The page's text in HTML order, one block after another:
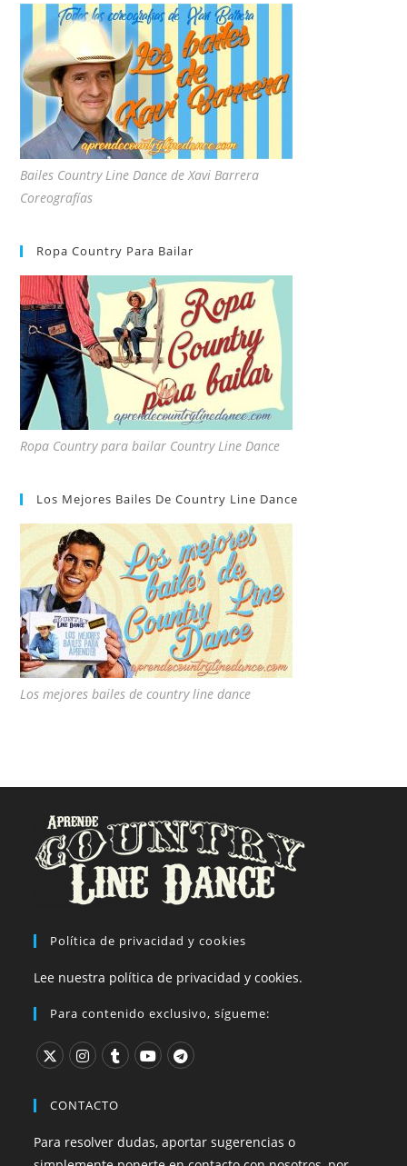
Bailes Country Line Dance de Xavi Barrera
Coreografías
Ropa Country Para Bailar
Ropa Country para bailar Country Line Dance
Los Mejores Bailes De Country Line Dance
Los mejores bailes de country line dance
Política de privacidad y cookies
Lee nuestra política de privacidad y cookies.
Para contenido exclusivo, sígueme:
CONTACTO
Para resolver dudas, aportar sugerencias o